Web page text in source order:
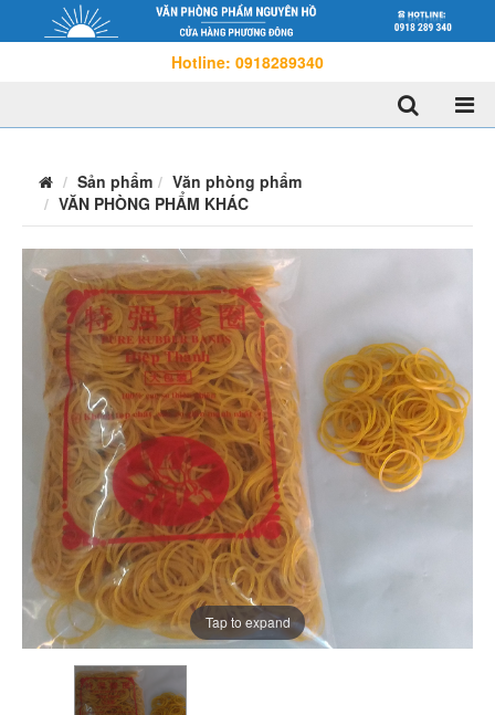
Hotline: 0918289340
Sản phẩm
Văn phòng phẩm
VĂN PHÒNG PHẨM KHÁC
Tap to expand